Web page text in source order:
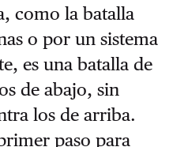
como la batalla
o por un sistema
es una batalla de
de abajo, sin
los de arriba.
paso para